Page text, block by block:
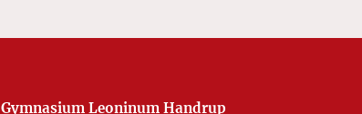
Gymnasium Leoninum Handrup